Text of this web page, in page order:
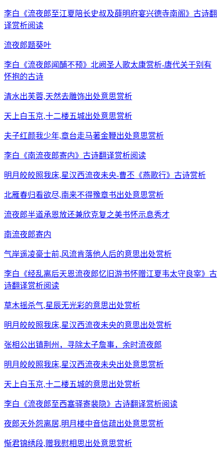
李白《流夜郎至江夏陪长史叔及薛明府宴兴德寺南阁》古诗翻
译赏析阅读
流夜郎题葵叶
李白《流夜郎闻酺不预》北阙圣人歌太康赏析-唐代关于别有
怀抱的古诗
清水出芙蓉,天然去雕饰出处意思赏析
天上白玉京,十二楼五城出处意思赏析
夫子红颜我少年,章台走马著金鞭出处意思赏析
李白《南流夜郎寄内》古诗翻译赏析阅读
明月皎皎照我床,星汉西流夜未央-曹丕《燕歌行》古诗赏析
北雁春归看欲尽,南来不得豫章书出处意思赏析
流夜郎半道承恩放还兼欣克复之美书怀示息秀才
南流夜郎寄内
气岸遥凌豪士前,风流肯落他人后的意思出处赏析
李白《经乱离后天恩流夜郎忆旧游书怀赠江夏韦太守良宰》古
诗翻译赏析阅读
草木摇杀气,星辰无光彩的意思出处赏析
明月皎皎照我床,星汉西流夜未央的意思出处赏析
张相公出镇荆州，寻除太子詹事，余时流夜郎
明月皎皎照我床,星汉西流夜未央出处意思赏析
天上白玉京,十二楼五城的意思出处赏析
李白《流夜郎至西塞驿寄裴隐》古诗翻译赏析阅读
夜郎天外怨离居,明月楼中音信疏出处意思赏析
惭君锦绣段,赠我慰相思出处意思赏析